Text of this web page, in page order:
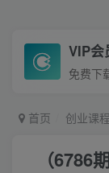
VIP会
免费下
首页 创业课程
（6786